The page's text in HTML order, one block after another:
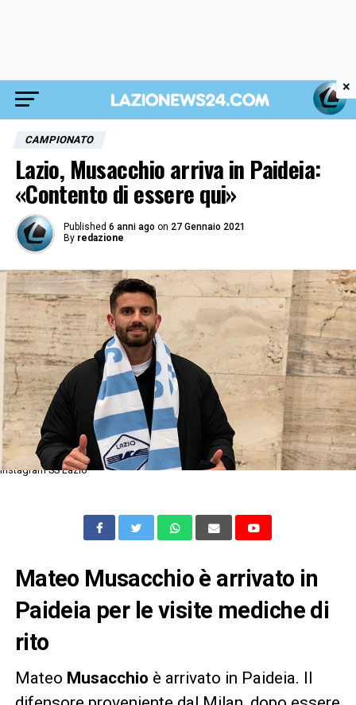
CAMPIONATO
Lazio, Musacchio arriva in Paideia:
«Contento di essere qui»
Published 6 anni ago on 27 Gennaio 2021
By redazione
Instagram SS Lazio
Mateo Musacchio è arrivato in
Paideia per le visite mediche di
rito
Mateo Musacchio è arrivato in Paideia. Il
×